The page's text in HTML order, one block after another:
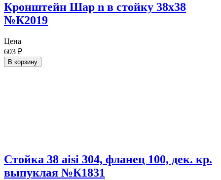
Кронштейн Шар n в стойку 38х38
№К2019
Цена
603 ₽
В корзину
Стойка 38 aisi 304, фланец 100, дек. кр.
выпуклая №К1831